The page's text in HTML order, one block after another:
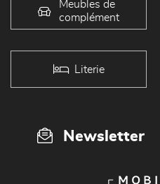
Meubles de
complément
Literie
Newsletter